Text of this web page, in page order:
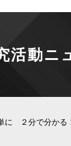
活動ニ
に ２分で分か